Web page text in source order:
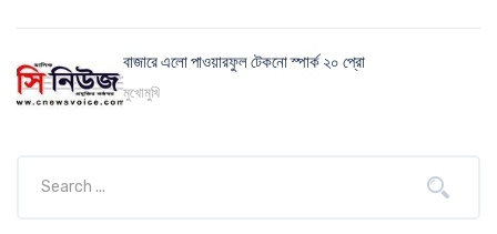
বাজারে এলো পাওয়ারফুল টেকনো স্পার্ক ২০ প্রো
মুখোমুখি